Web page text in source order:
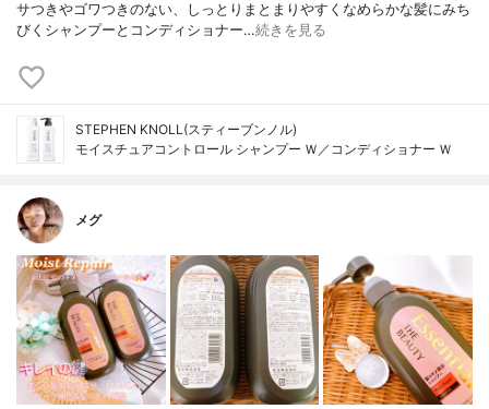
サつきやゴワつきのない、しっとりまとまりやすくなめらかな髪にみち
びくシャンプーとコンディショナー…続きを見る
STEPHEN KNOLL(スティーブンノル)
モイスチュアコントロール シャンプー Ｗ／コンディショナー Ｗ
メグ